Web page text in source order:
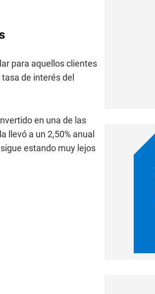
para aquellos clientes
de interés del
en una de las
la llevó a un 2,50% anual
estando muy lejos